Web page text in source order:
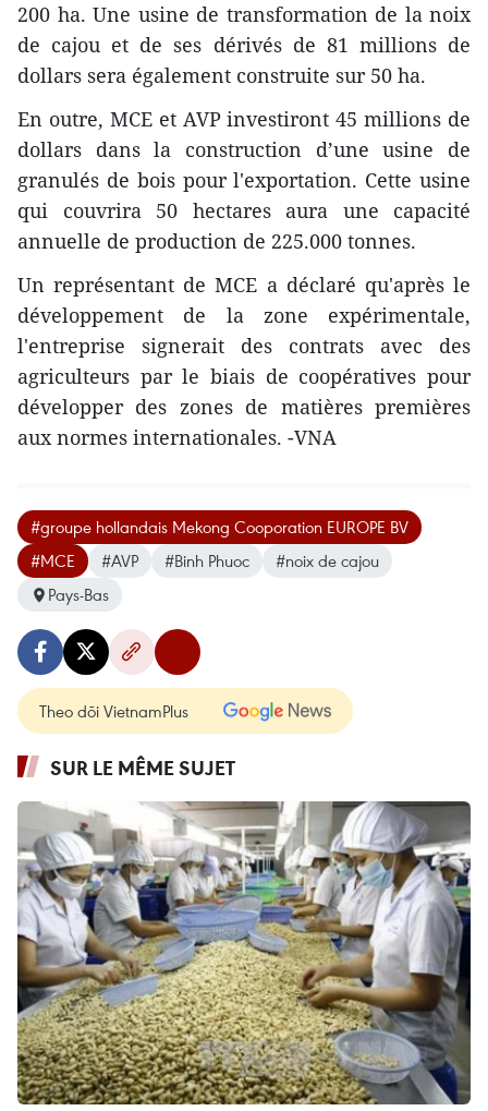
200 ha. Une usine de transformation de la noix
de cajou et de ses dérivés de 81 millions de
dollars sera également construite sur 50 ha.
En outre, MCE et AVP investiront 45 millions de
dollars dans la construction d’une usine de
granulés de bois pour l'exportation. Cette usine
qui couvrira 50 hectares aura une capacité
annuelle de production de 225.000 tonnes.
Un représentant de MCE a déclaré qu'après le
développement de la zone expérimentale,
l'entreprise signerait des contrats avec des
agriculteurs par le biais de coopératives pour
développer des zones de matières premières
aux normes internationales. -VNA
#groupe hollandais Mekong Cooporation EUROPE BV
#MCE
#AVP #Binh Phuoc
#noix de cajou
Pays-Bas
Theo dõi VietnamPlus
SUR LE MÊME SUJET